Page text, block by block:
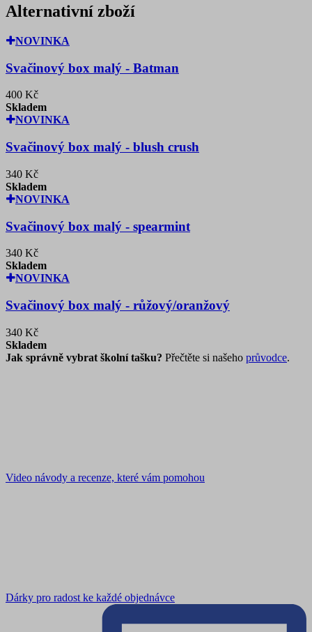
Alternativní zboží
NOVINKA
Svačinový box malý - Batman
400 Kč
Skladem
NOVINKA
Svačinový box malý - blush crush
340 Kč
Skladem
NOVINKA
Svačinový box malý - spearmint
340 Kč
Skladem
NOVINKA
Svačinový box malý - růžový/oranžový
340 Kč
Skladem
Jak správně vybrat školní tašku? Přečtěte si našeho průvodce.
Video návody a recenze, které vám pomohou
Dárky pro radost ke každé objednávce